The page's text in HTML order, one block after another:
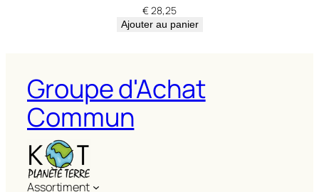
€28,25
Ajouter au panier
Groupe d'Achat
Commun
Assortiment